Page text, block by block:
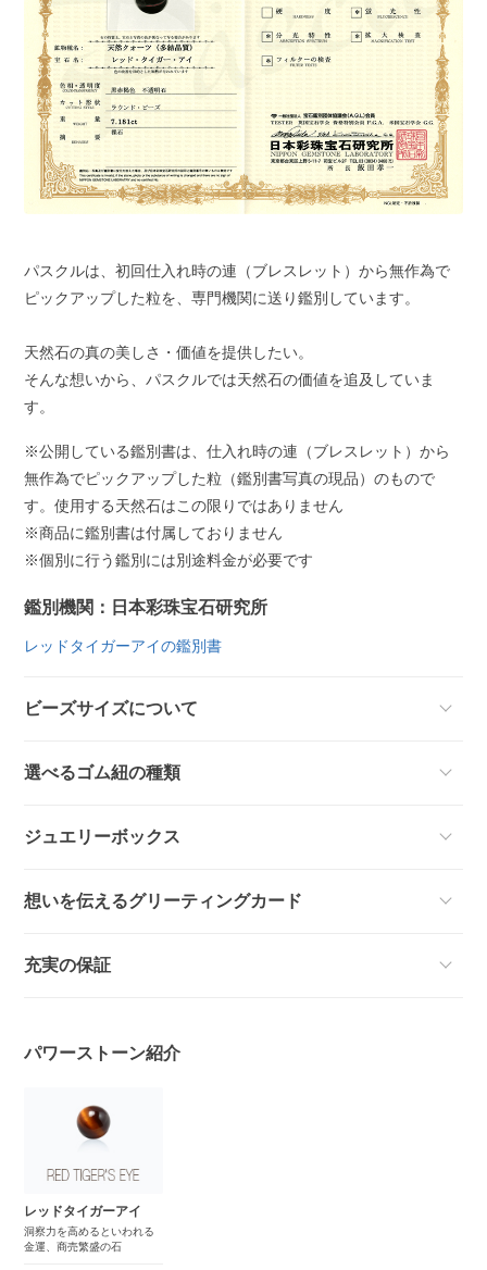
パスクルは、初回仕入れ時の連（ブレスレット）から無作為で
ピックアップした粒を、専門機関に送り鑑別しています。
天然石の真の美しさ・価値を提供したい。
そんな想いから、パスクルでは天然石の価値を追及していま
す。
※公開している鑑別書は、仕入れ時の連（ブレスレット）から
無作為でピックアップした粒（鑑別書写真の現品）のもので
す。使用する天然石はこの限りではありません
※商品に鑑別書は付属しておりません
※個別に行う鑑別には別途料金が必要です
鑑別機関：日本彩珠宝石研究所
レッドタイガーアイの鑑別書
ビーズサイズについて
選べるゴム紐の種類
ジュエリーボックス
想いを伝えるグリーティングカード
充実の保証
パワーストーン紹介
レッドタイガーアイ
洞察力を高めるといわれる
金運、商売繁盛の石